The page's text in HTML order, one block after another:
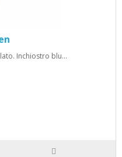
Inchiostro blu...